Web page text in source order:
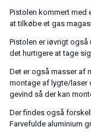
Pistolen kommert med
at tilkøbe et gas
Pistolen er iøvrigt
det hurtigere at tage
Det er også masser af
montage af lygte/laser
gevind så der kan
Der findes også
Farvefulde aluminium